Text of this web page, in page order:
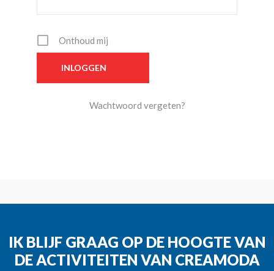
Onthoud mij
Wachtwoord vergeten?
IK BLIJF GRAAG OP DE HOOGTE VAN
DE ACTIVITEITEN VAN CREAMODA